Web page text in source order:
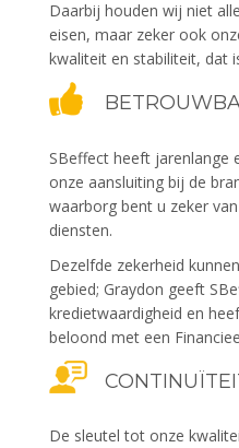
Daarbij houden wij niet
eisen, maar zeker ook
kwaliteit en stabiliteit, dat
SBeffect heeft jarenlange
onze aansluiting bij de
waarborg bent u zeker
diensten.
Dezelfde zekerheid
gebied; Graydon geeft
kredietwaardigheid en
beloond met een
De sleutel tot onze